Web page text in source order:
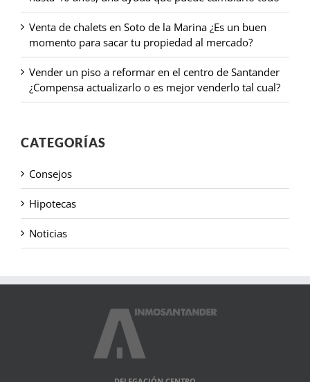
Venta de chalets en Soto de la Marina ¿Es un buen
momento para sacar tu propiedad al mercado?
Vender un piso a reformar en el centro de Santander
¿Compensa actualizarlo o es mejor venderlo tal cual?
CATEGORÍAS
Consejos
Hipotecas
Noticias